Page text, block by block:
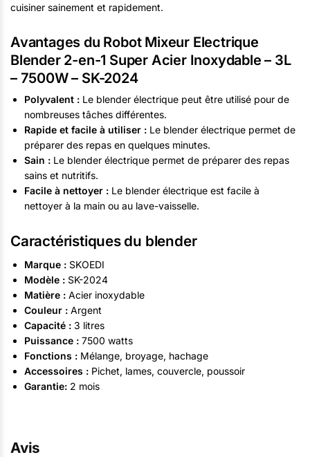
cuisiner sainement et rapidement.
Avantages du Robot Mixeur Electrique
Blender 2-en-1 Super Acier Inoxydable – 3L
– 7500W – SK-2024
Polyvalent : Le blender électrique peut être utilisé pour de
nombreuses tâches différentes.
Rapide et facile à utiliser : Le blender électrique permet de
préparer des repas en quelques minutes.
Sain : Le blender électrique permet de préparer des repas
sains et nutritifs.
Facile à nettoyer : Le blender électrique est facile à
nettoyer à la main ou au lave-vaisselle.
Caractéristiques du blender
Marque : SKOEDI
Modèle : SK-2024
Matière : Acier inoxydable
Couleur : Argent
Capacité : 3 litres
Puissance : 7500 watts
Fonctions : Mélange, broyage, hachage
Accessoires : Pichet, lames, couvercle, poussoir
Garantie: 2 mois
Avis